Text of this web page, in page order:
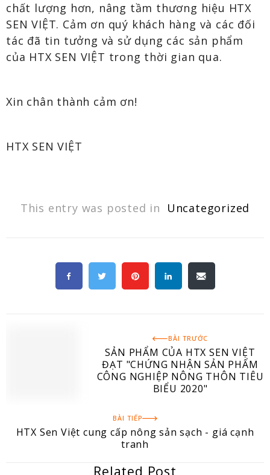
chất lượng hơn, nâng tầm thương hiệu HTX
SEN VIỆT. Cảm ơn quý khách hàng và các đối
tác đã tin tưởng và sử dụng các sản phẩm
của HTX SEN VIỆT trong thời gian qua.
Xin chân thành cảm ơn!
HTX SEN VIỆT
This entry was posted in Uncategorized
BÀI TRƯỚC
SẢN PHẨM CỦA HTX SEN VIỆT
ĐẠT "CHỨNG NHẬN SẢN PHẨM
CÔNG NGHIỆP NÔNG THÔN TIÊU
BIỂU 2020"
BÀI TIẾP
HTX Sen Việt cung cấp nông sản sạch - giá cạnh
tranh
Related Post